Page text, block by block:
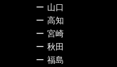
ー 山口
ー 高知
ー 宮崎
ー 秋田
ー 福島